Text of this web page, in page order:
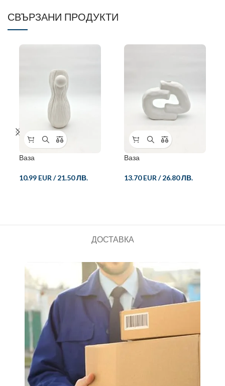
СВЪРЗАНИ ПРОДУКТИ
Ваза
10.99 EUR /21.50 ЛВ.
Ваза
13.70 EUR /26.80 ЛВ.
ДОСТАВКА